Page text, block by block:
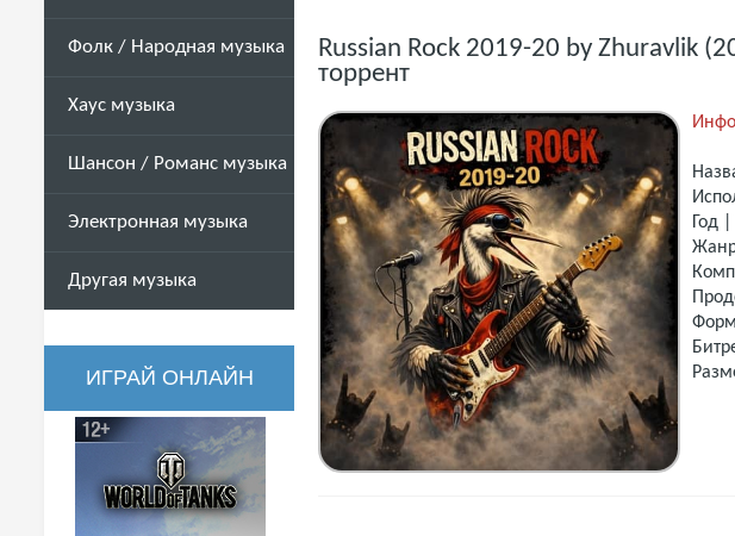
Фолк / Народная музыка
Хаус музыка
Шансон / Романс музыка
Электронная музыка
Другая музыка
ИГРАЙ ОНЛАЙН
Russian Rock 2019-20 by Zhuravlik
торрент
Год
Жанр